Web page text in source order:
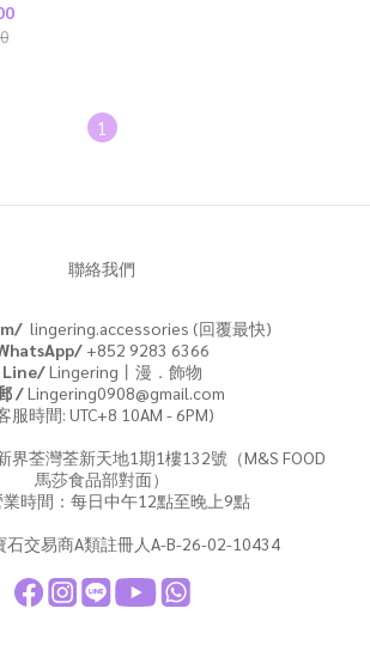
1
聯絡我們
lingering.accessories (回覆最快)
+852 9283 6366
Line/Lingering丨漫．飾物
/Lingering0908@gmail.com
服時間: UTC+8 10AM - 6PM)
界荃灣荃新天地1期1樓132號（M&S FOOD
馬莎食品部對面）
業時間：每日中午12點至晚上9點
石交易商A類註冊人A-B-26-02-10434